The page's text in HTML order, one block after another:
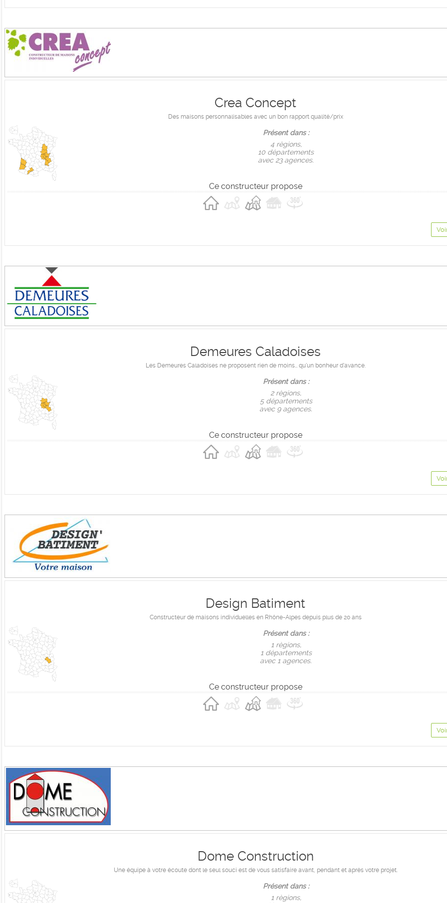
Crea Concept
Des maisons personnalisables avec un bon rapport qualité/prix
Présent dans :
4 règions,
10 départements
avec 23 agences.
Ce constructeur propose
Demeures Caladoises
Les Demeures Caladoises ne proposent rien de moins… qu'un bonheur d'avance.
Présent dans :
2 règions,
5 départements
avec 9 agences.
Ce constructeur propose
Design Batiment
Constructeur de maisons individuelles en Rhône-Alpes depuis plus de 20 ans
Présent dans :
1 règions,
1 départements
avec 1 agences.
Ce constructeur propose
Dome Construction
Une équipe à votre écoute dont le seul souci est de vous satisfaire avant, pendant et après votre projet.
Présent dans :
1 règions,